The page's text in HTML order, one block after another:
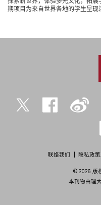
期项目为来自世界各地的学生呈
联络我们 隐私政
© 2026 版
本刊物由理
Twitter Facebook 微